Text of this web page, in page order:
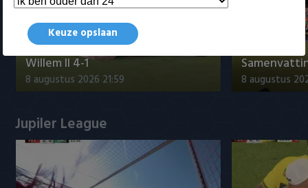
Samenvatting Go Ahead Eagles -
Willem II 4-1
8 augustus 2026 21:59 8 augustus
Jupiler League
Keuze opslaan